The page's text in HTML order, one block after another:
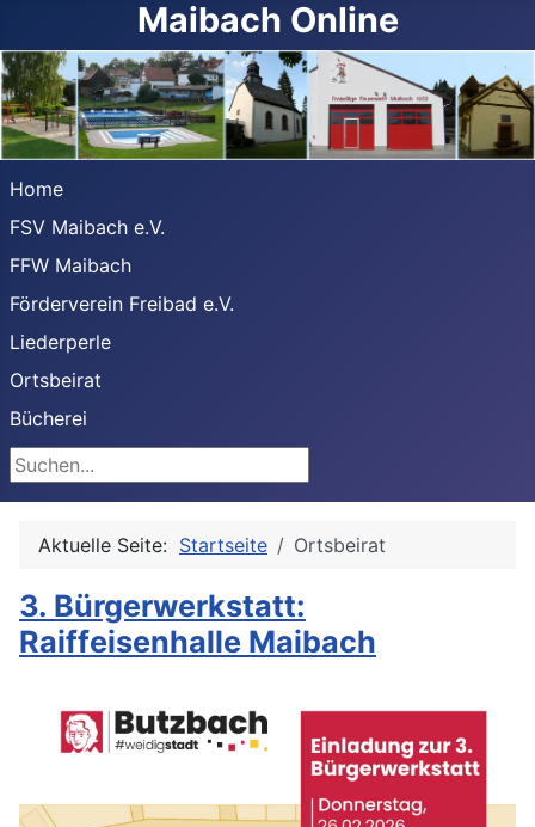
Maibach Online
Home
FSV Maibach e.V.
FFW Maibach
Förderverein Freibad e.V.
Liederperle
Ortsbeirat
Bücherei
Suchen
Aktuelle Seite: Startseite Ortsbeirat
3. Bürgerwerkstatt:
Raiffeisenhalle Maibach